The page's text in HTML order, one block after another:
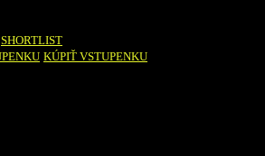
SHORTLIST
KÚPIŤ VSTUPENKU